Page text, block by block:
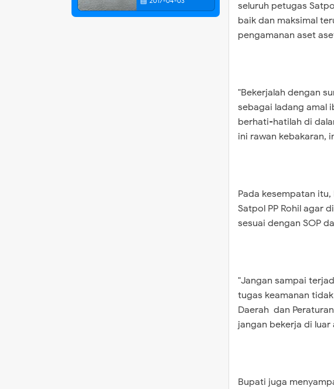
seluruh petugas
baik dan maksimal
pengamanan aset
"Bekerjalah dengan
sebagai ladang amal
berhati-hatilah di
ini rawan kebakaran,
Pada kesempatan
Satpol PP Rohil agar
sesuai dengan SOP
"Jangan sampai
tugas keamanan
Daerah dan
jangan bekerja di
Bupati juga